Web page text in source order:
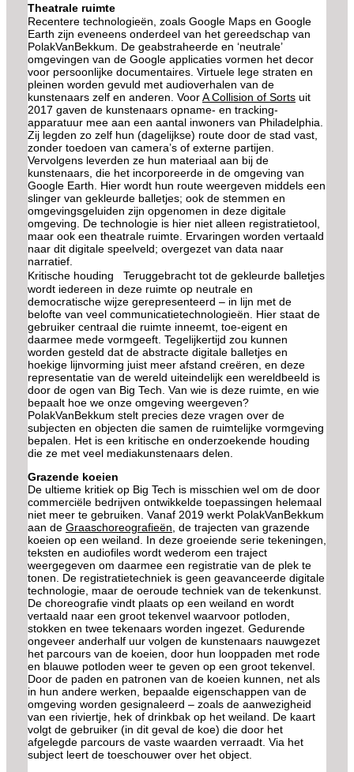
Theatrale ruimte
Recentere technologieën, zoals Google Maps en Google
Earth zijn eveneens onderdeel van het gereedschap van
PolakVanBekkum. De geabstraheerde en ‘neutrale’
omgevingen van de Google applicaties vormen het decor
voor persoonlijke documentaires. Virtuele lege straten en
pleinen worden gevuld met audioverhalen van de
kunstenaars zelf en anderen. VoorA Collision of Sorts uit
2017 gaven de kunstenaars opname- en tracking-
apparatuur mee aan een aantal inwoners van Philadelphia.
Zij legden zo zelf hun (dagelijkse) route door de stad vast,
zonder toedoen van camera’s of externe partijen.
Vervolgens leverden ze hun materiaal aan bij de
kunstenaars, die het incorporeerde in de omgeving van
Google Earth. Hier wordt hun route weergeven middels een
slinger van gekleurde balletjes; ook de stemmen en
omgevingsgeluiden zijn opgenomen in deze digitale
omgeving. De technologie is hier niet alleen registratietool,
maar ook een theatrale ruimte. Ervaringen worden vertaald
naar dit digitale speelveld; overgezet van data naar
narratief.
Kritische houding Teruggebracht tot de gekleurde balletjes
wordt iedereen in deze ruimte op neutrale en
democratische wijze gerepresenteerd – in lijn met de
belofte van veel communicatietechnologieën. Hier staat de
gebruiker centraal die ruimte inneemt, toe-eigent en
daarmee mede vormgeeft. Tegelijkertijd zou kunnen
worden gesteld dat de abstracte digitale balletjes en
hoekige lijnvorming juist meer afstand creëren, en deze
representatie van de wereld uiteindelijk een wereldbeeld is
door de ogen van Big Tech. Van wie is deze ruimte, en wie
bepaalt hoe we onze omgeving weergeven?
PolakVanBekkum stelt precies deze vragen over de
subjecten en objecten die samen de ruimtelijke vormgeving
bepalen. Het is een kritische en onderzoekende houding
die ze met veel mediakunstenaars delen.
Grazende koeien
De ultieme kritiek op Big Tech is misschien wel om de door
commerciële bedrijven ontwikkelde toepassingen helemaal
niet meer te gebruiken. Vanaf 2019 werkt PolakVanBekkum
aan de Graaschoreografieën , de trajecten van grazende
koeien op een weiland. In deze groeiende serie tekeningen,
teksten en audiofiles wordt wederom een traject
weergegeven om daarmee een registratie van de plek te
tonen. De registratietechniek is geen geavanceerde digitale
technologie, maar de oeroude techniek van de tekenkunst.
De choreografie vindt plaats op een weiland en wordt
vertaald naar een groot tekenvel waarvoor potloden,
stokken en twee tekenaars worden ingezet. Gedurende
ongeveer anderhalf uur volgen de kunstenaars nauwgezet
het parcours van de koeien, door hun looppaden met rode
en blauwe potloden weer te geven op een groot tekenvel.
Door de paden en patronen van de koeien kunnen, net als
in hun andere werken, bepaalde eigenschappen van de
omgeving worden gesignaleerd – zoals de aanwezigheid
van een riviertje, hek of drinkbak op het weiland. De kaart
volgt de gebruiker (in dit geval de koe) die door het
afgelegde parcours de vaste waarden verraadt. Via het
subject leert de toeschouwer over het object.